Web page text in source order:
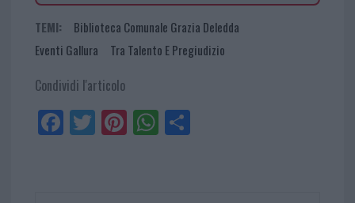
TEMI:
Biblioteca Comunale Grazia Deledda
Eventi Gallura
Tra Talento E Pregiudizio
Condividi l'articolo
Fa
ce
Tw
itt
Pi
nt
W
ha
Sh